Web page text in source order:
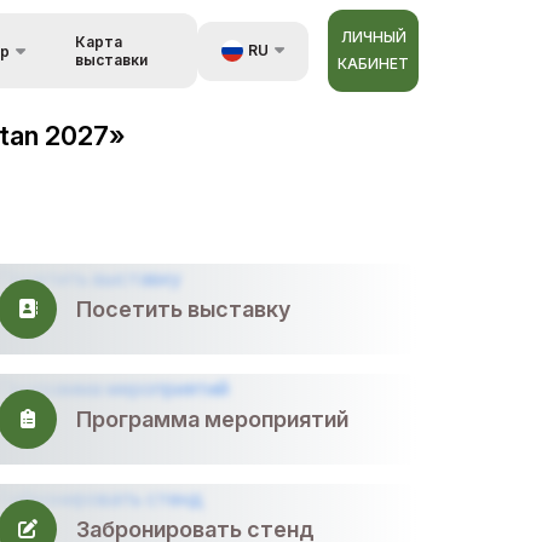
Карта
выставки
RU
ЛИЧНЫЙ
КАБИНЕТ
2027»
Посетить выставку
Программа мероприятий
Забронировать стенд